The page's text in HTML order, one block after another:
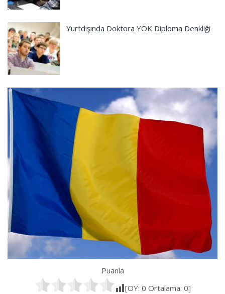
Yurtdışında Doktora YÖK Diploma Denkliği
Puanla
[OY: 0 Ortalama: 0]